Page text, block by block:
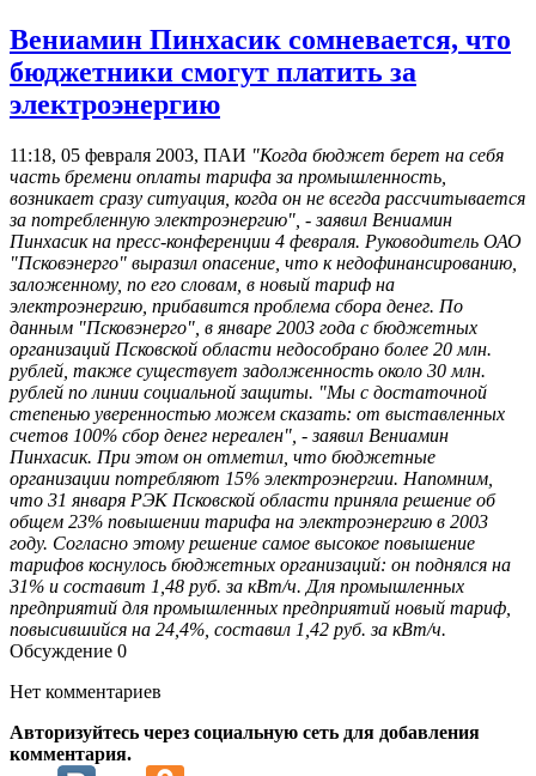
Вениамин Пинхасик сомневается, что
бюджетники смогут платить за
электроэнергию
11:18, 05 февраля 2003, ПАИ "Когда бюджет берет на себя
часть бремени оплаты тарифа за промышленность,
возникает сразу ситуация, когда он не всегда рассчитывается
за потребленную электроэнергию", - заявил Вениамин
Пинхасик на пресс-конференции 4 февраля. Руководитель ОАО
"Псковэнерго" выразил опасение, что к недофинансированию,
заложенному, по его словам, в новый тариф на
электроэнергию, прибавится проблема сбора денег. По
данным "Псковэнерго", в январе 2003 года с бюджетных
организаций Псковской области недособрано более 20 млн.
рублей, также существует задолженность около 30 млн.
рублей по линии социальной защиты. "Мы с достаточной
степенью уверенностью можем сказать: от выставленных
счетов 100% сбор денег нереален", - заявил Вениамин
Пинхасик. При этом он отметил, что бюджетные
организации потребляют 15% электроэнергии. Напомним,
что 31 января РЭК Псковской области приняла решение об
общем 23% повышении тарифа на электроэнергию в 2003
году. Согласно этому решение самое высокое повышение
тарифов коснулось бюджетных организаций: он поднялся на
31% и составит 1,48 руб. за кВт/ч. Для промышленных
предприятий для промышленных предприятий новый тариф,
повысившийся на 24,4%, составил 1,42 руб. за кВт/ч.
Обсуждение 0
Нет комментариев
Авторизуйтесь через социальную сеть для добавления
комментария.